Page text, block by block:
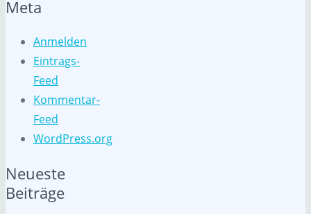
Meta
Anmelden
Eintrags-
Feed
Kommentar-
Feed
WordPress.org
Neueste
Beiträge